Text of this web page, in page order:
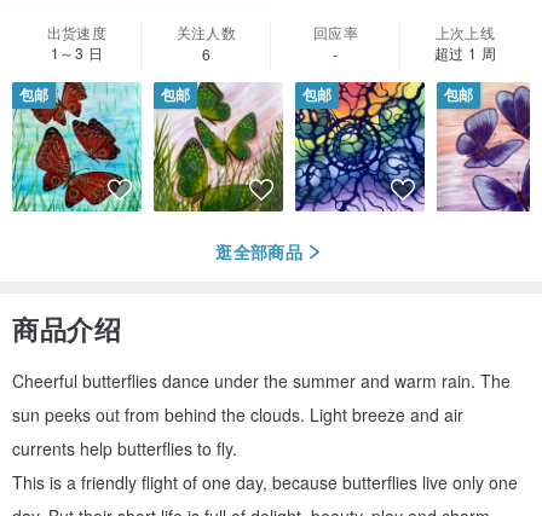
出货速度
1～3 日
关注人数
6
回应率
-
上次上线
超过 1 周
包邮 包邮 包邮 包邮
逛全部商品
商品介绍
Cheerful butterflies dance under the summer and warm rain. The
sun peeks out from behind the clouds. Light breeze and air
currents help butterflies to fly.
This is a friendly flight of one day, because butterflies live only one